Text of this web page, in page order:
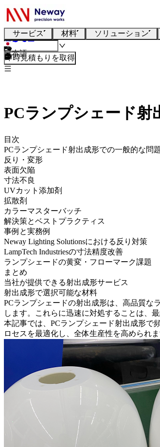
サービス 材料 ソリューション
日本語
即時見積もりを取得
PCランプシェード射
目次
PCランプシェード射出成形での一般的な問題
反り・変形
表面欠陥
寸法不良
UVカット添加剤
拡散剤
カラーマスターバッチ
解決策とベストプラクティス
事例と実務例
Neway Lighting Solutionsにおける反り対策
LampTech Industriesの寸法精度改善
ランプシェードの黄変・フローマーク課題
まとめ
当社が提供できる射出成形サービス
射出成形で選択可能な材料
PCランプシェードの射出成形は、高品質な
します。これらに迅速に対処することは、
本記事では、PCランプシェード射出成形で
ロセスを最適化し、全体生産性を高められま